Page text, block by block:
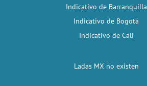
Indicativo de Barranquilla
Indicativo de Bogotá
Indicativo de Cali
Ladas MX no existen